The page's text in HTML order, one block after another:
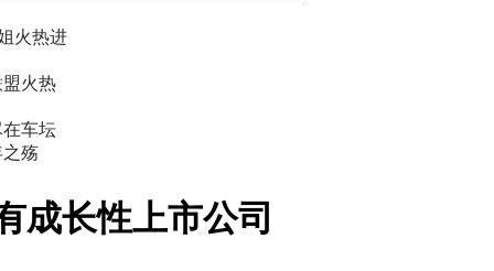
火热进
盟火热
车坛
之殇
成长性上市公司